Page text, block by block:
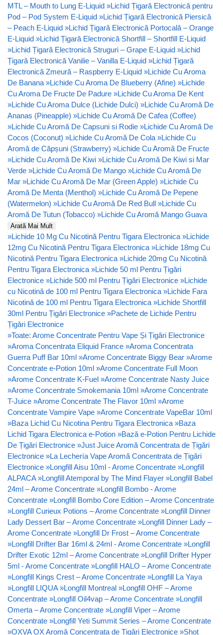
MTL – Mouth to Lung E-Liquid »Lichid Țigară Electronică pentru
Pod – Pod System E-Liquid »Lichid Țigară Electronică Piersică
– Peach E-Liquid »Lichid Țigară Electronică Portocală – Orange
E-Liquid »Lichid Țigară Electronică Shortfill – Shortfill E-Liquid
»Lichid Țigară Electronică Struguri – Grape E-Liquid »Lichid
Țigară Electronică Vanilie – Vanilla E-Liquid »Lichid Țigară
Electronică Zmeură – Raspberry E-Liquid »Lichide Cu Aroma
De Banana »Lichide Cu Aroma De Blueberry (Afine) »Lichide
Cu Aroma De Fructe De Padure »Lichide Cu Aroma De Kent
»Lichide Cu Aroma Dulce (Lichide Dulci) »Lichide Cu Aromă De
Ananas (Pineapple) »Lichide Cu Aromă De Cafea (Coffee)
»Lichide Cu Aromă De Capsuni si Rodie »Lichide Cu Aromă De
Cocos (Coconut) »Lichide Cu Aromă De Cola »Lichide Cu
Aromă de Căpșuni (Strawberry) »Lichide Cu Aromă De Fructe
»Lichide Cu Aromă De Kiwi »Lichide Cu Aromă De Kiwi si Mar
Verde »Lichide Cu Aromă De Mango »Lichide Cu Aromă De
Mar »Lichide Cu Aromă De Mar (Green Apple) »Lichide Cu
Aromă De Menta (Menthol) »Lichide Cu Aromă De Pepene
(Watermelon) »Lichide Cu Aromă De Red Bull »Lichide Cu
Aromă De Tutun (Tobacco) »Lichide Cu Aromă Mango Guava
Arată Mai Mult
»Lichide 10 Mg Cu Nicotină Pentru Tigara Electronica »Lichide
12mg Cu Nicotină Pentru Tigara Electronica »Lichide 18mg Cu
Nicotină Pentru Tigara Electronica »Lichide 20mg Cu Nicotină
Pentru Tigara Electronica »Lichide 50 ml Pentru Țigări
Electronice »Lichide 500 ml Pentru Țigări Electronice »Lichide
cu Nicotină de 100 ml Pentru Tigara Electronica »Lichide Fara
Nicotină de 100 ml Pentru Tigara Electronica »Lichide Shortfill
30ml Pentru Țigări Electronice »Pachete de Lichide Pentru
Țigări Electronice
»Toate: Arome Concentrate Pentru Vape Și Țigări Electronice
»Aroma Concentrata Eliquid France »Aroma Concentrata
Guerra Puff Bar 10ml »Arome Concentrate Biggy Bear »Arome
Concentrate e-Potion 10ml »Arome Concentrate Full Moon
»Arome Concentrate K-Fuel »Arome Concentrate Nasty Juice
»Arome Concentrate Smokemania 10ml »Arome Concentrate
T-Juice »Arome Concentrate The Flavor 10ml »Arome
Concentrate Vampire Vape »Arome Concentrate VapeBar 10ml
»Baza Lichid Cu Nicotina Pentru Tigara Electronica »Baza
Lichid Tigara Electronica e-Potion »Bază e-Potion Pentru Lichide
De Țigări Electronice »Just Juice Aromă Concentrata de Țigări
Electronice »La Lechería Vape Aromă Concentrata de Țigări
Electronice »Longfill Aisu 10ml - Arome Concentrate »Longfill
ALPACA »Longfill Atemporal by The Mind Flayer »Longfill Babel
24ml – Arome Concentrate »Longfill Bombo - Arome
Concentrate »Longfill Bombo Core Edition – Arome Concentrate
»Longfill Curieux Potions – Arome Concentrate »Longfill Dinner
Lady Dessert Bar – Arome Concentrate »Longfill Dinner Lady –
Arome Concentrate »Longfill Dr Frost – Arome Concentrate
»Longfill Drifter Bar 16ml & 24ml - Arome Concentrate »Longfill
Drifter Exotic 12ml – Arome Concentrate »Longfill Drifter Hyper
5ml - Arome Concentrate »Longfill HALO – Arome Concentrate
»Longfill Kings Crest – Arome Concentrate »Longfill La Yaya
»Longfill LIQUA »Longfill Montreal »Longfill OHF – Arome
Concentrate »Longfill Oil4vap – Arome Concentrate »Longfill
Omerta – Arome Concentrate »Longfill Viper – Arome
Concentrate »Longfill Yeti Summit Series – Arome Concentrate
»OXVA OX Aromă Concentrata de Țigări Electronice »Shot